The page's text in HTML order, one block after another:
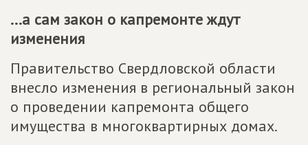
...а сам закон о капремонте ждут
изменения
Правительство Свердловской области
внесло изменения в региональный закон
о проведении капремонта общего
имущества в многоквартирных домах.